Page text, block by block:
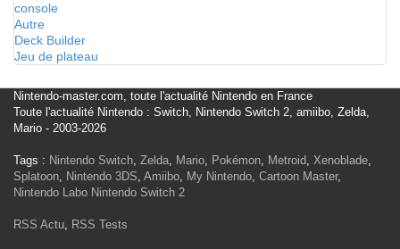
console
Autre
Deck Builder
Jeu de plateau
Nintendo-master.com, toute l'actualité Nintendo en France
Toute l'actualité Nintendo : Switch, Nintendo Switch 2, amiibo, Zelda,
Mario - 2003-2026
Tags : Nintendo Switch, Zelda, Mario, Pokémon, Metroid, Xenoblade,
Splatoon, Nintendo 3DS, Amiibo, My Nintendo, Cartoon Master,
Nintendo Labo Nintendo Switch 2
RSS Actu, RSS Tests